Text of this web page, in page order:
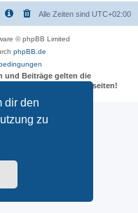
dir den
zu
Alle Zeiten sind UTC+02:00
© phpBB Limited
phpBB.de
und Beiträge gelten die
der externen Webseiten!